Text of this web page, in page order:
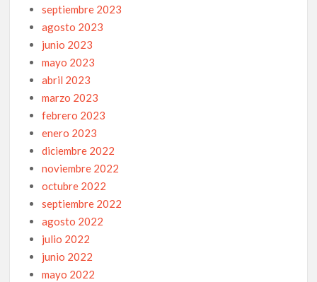
septiembre 2023
agosto 2023
junio 2023
mayo 2023
abril 2023
marzo 2023
febrero 2023
enero 2023
diciembre 2022
noviembre 2022
octubre 2022
septiembre 2022
agosto 2022
julio 2022
junio 2022
mayo 2022